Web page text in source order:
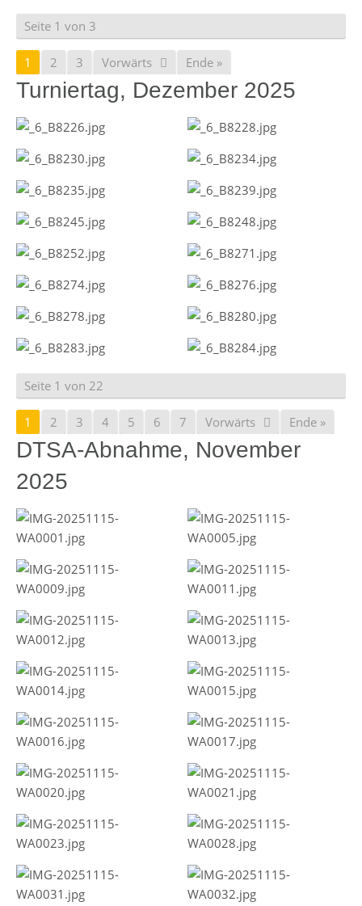
Seite 1 von 3
1 2 3 Vorwärts Ende »
Turniertag, Dezember 2025
Seite 1 von 22
1 2 3 4 5 6 7 Vorwärts Ende »
DTSA-Abnahme, November
2025